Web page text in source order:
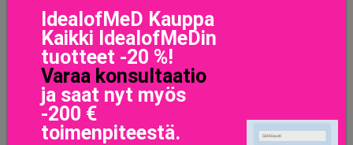
Leather Stud Brace Pale Pink, Dark Käsikoruja
IdealofMeD Kauppa
Kaikki IdealofMeDin
tuotteet -20 %!
Varaa konsultaatio
ja saat nyt myös
-200 €
toimenpiteestä.